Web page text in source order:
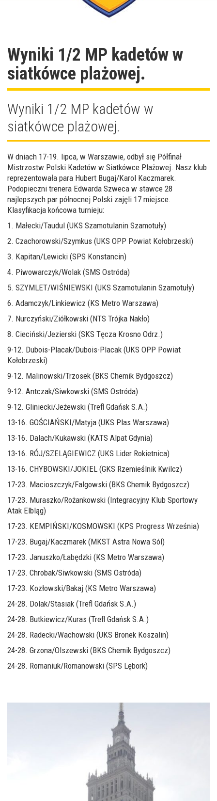
Wyniki 1/2 MP kadetów w
siatkówce plażowej.
Wyniki 1/2 MP kadetów w
siatkówce plażowej.
W dniach 17-19. lipca, w Warszawie, odbył się Półfinał
Mistrzostw Polski Kadetów w Siatkówce Plażowej. Nasz klub
reprezentowała para Hubert Bugaj/Karol Kaczmarek.
Podopieczni trenera Edwarda Szweca w stawce 28
najlepszych par północnej Polski zajęli 17 miejsce.
Klasyfikacja końcowa turnieju:
1. Małecki/Taudul (UKS Szamotulanin Szamotuły)
2. Czachorowski/Szymkus (UKS OPP Powiat Kołobrzeski)
3. Kapitan/Lewicki (SPS Konstancin)
4. Piwowarczyk/Wolak (SMS Ostróda)
5. SZYMLET/WIŚNIEWSKI (UKS Szamotulanin Szamotuły)
6. Adamczyk/Linkiewicz (KS Metro Warszawa)
7. Nurczyński/Ziółkowski (NTS Trójka Nakło)
8. Cieciński/Jezierski (SKS Tęcza Krosno Odrz.)
9-12. Dubois-Placak/Dubois-Placak (UKS OPP Powiat
Kołobrzeski)
9-12. Malinowski/Trzosek (BKS Chemik Bydgoszcz)
9-12. Antczak/Siwkowski (SMS Ostróda)
9-12. Gliniecki/Jeżewski (Trefl Gdańsk S.A.)
13-16. GOŚCIAŃSKI/Matyja (UKS Plas Warszawa)
13-16. Dalach/Kukawski (KATS Alpat Gdynia)
13-16. RÓJ/SZELĄGIEWICZ (UKS Lider Rokietnica)
13-16. CHYBOWSKI/JOKIEL (GKS Rzemieślnik Kwilcz)
17-23. Macioszczyk/Falgowski (BKS Chemik Bydgoszcz)
17-23. Muraszko/Rożankowski (Integracyjny Klub Sportowy
Atak Elbląg)
17-23. KEMPIŃSKI/KOSMOWSKI (KPS Progress Września)
17-23. Bugaj/Kaczmarek (MKST Astra Nowa Sól)
17-23. Januszko/Łabędzki (KS Metro Warszawa)
17-23. Chrobak/Siwkowski (SMS Ostróda)
17-23. Kozłowski/Bakaj (KS Metro Warszawa)
24-28. Dolak/Stasiak (Trefl Gdańsk S.A.)
24-28. Butkiewicz/Kuras (Trefl Gdańsk S.A.)
24-28. Radecki/Wachowski (UKS Bronek Koszalin)
24-28. Grzona/Olszewski (BKS Chemik Bydgoszcz)
24-28. Romaniuk/Romanowski (SPS Lębork)